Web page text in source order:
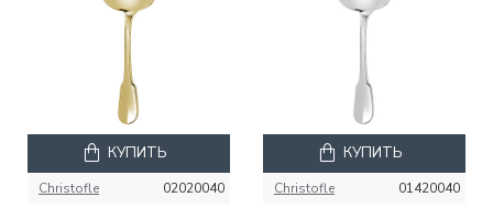
Christofle 02020040
КУПИТЬ
Christofle 01420040
КУПИТЬ